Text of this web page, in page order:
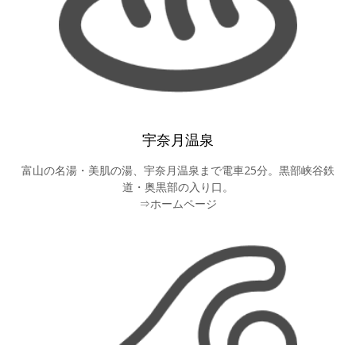
宇奈月温泉
富山の名湯・美肌の湯、宇奈月温泉まで電車25分。黒部峡谷鉄
道・奥黒部の入り口。
⇒ホームページ